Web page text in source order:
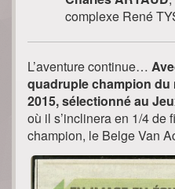
complexe René
L’aventure continue…
quadruple champion du
2015, sélectionné au
où il s’inclinera en 1/4 de
champion, le Belge Van